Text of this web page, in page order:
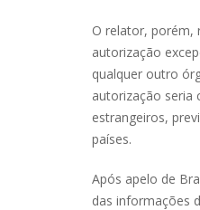
O relator, porém,
autorização
qualquer outro
autorização seria
estrangeiros,
países.
Após apelo de
das informações